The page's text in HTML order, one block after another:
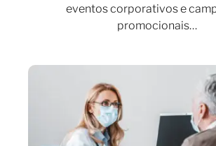
eventos corporativos e
promocionais…